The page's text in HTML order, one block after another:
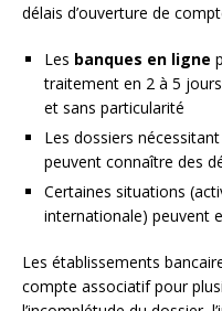
délais d’ouverture de
Les banques en ligne
traitement en 2 à 5
et sans particularité
Les dossiers
peuvent connaître des
Certaines situations
internationale) peuvent
Les établissements
compte associatif pour